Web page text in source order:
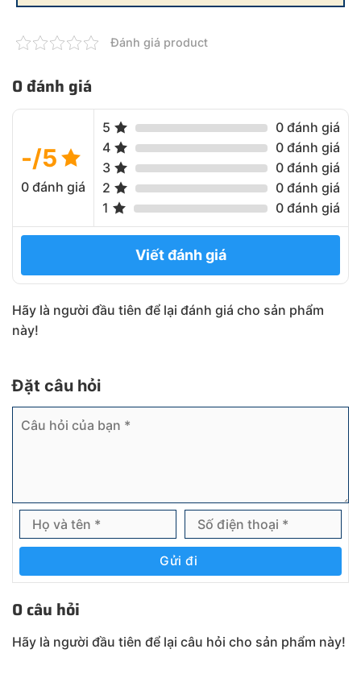
Đánh giá product
0 đánh giá
-/5
0 đánh giá
5
0 đánh giá
4
0 đánh giá
3
0 đánh giá
2
0 đánh giá
1
0 đánh giá
Viết đánh giá
Hãy là người đầu tiên để lại đánh giá cho sản phẩm
này!
Đặt câu hỏi
Gửi đi
0 câu hỏi
Hãy là người đầu tiên để lại câu hỏi cho sản phẩm này!